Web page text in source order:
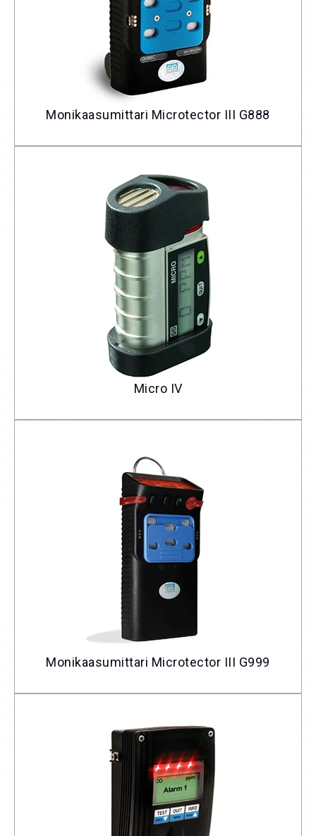
Monikaasumittari Microtector III G888
Micro IV
Monikaasumittari Microtector III G999